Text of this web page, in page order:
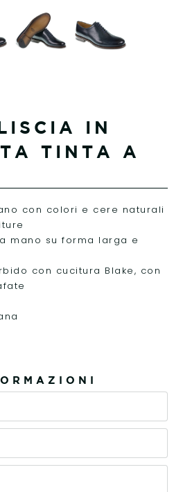
IN
TINTA A
con colori e cere naturali
mano su forma larga e
con cucitura Blake, con